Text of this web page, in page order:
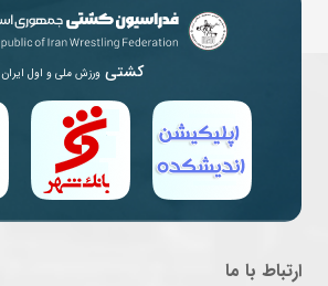
کشتی ورزش ملی و اول ایران
ارتباط با ما